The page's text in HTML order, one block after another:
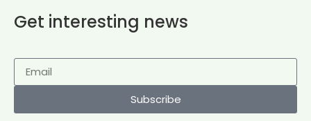
Get interesting news
Subscribe